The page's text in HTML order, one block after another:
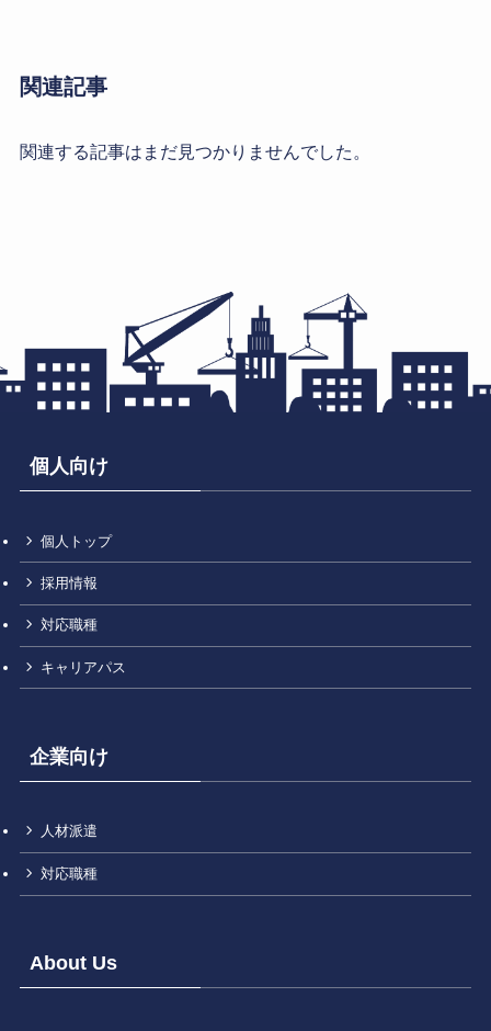
関連記事
関連する記事はまだ見つかりませんでした。
個人向け
個人トップ
採用情報
対応職種
キャリアパス
企業向け
人材派遣
対応職種
About Us